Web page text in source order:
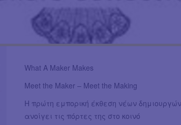
What A Maker Makes
Meet the Maker – Meet the Making
Η πρώτη εμπορική έκθεση νέων
ανοίγει τις πόρτες της στο κοινό